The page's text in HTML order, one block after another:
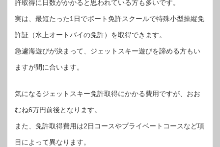
許取得に日数がかかると思われている方も多いです。
実は、最短たった1日でボート免許スクールで特殊小型操縦免
許証（水上オートバイの免許）を取得できます。
急遽海遊びが決まって、ジェットスキー遊びを諦める方もい
ますが間に合います。
気になるジェットスキー免許取得にかかる費用ですが、おお
むね6万円前後となります。
また、免許取得費用は2日コースやプライベートコースなど項
目によって異なります。